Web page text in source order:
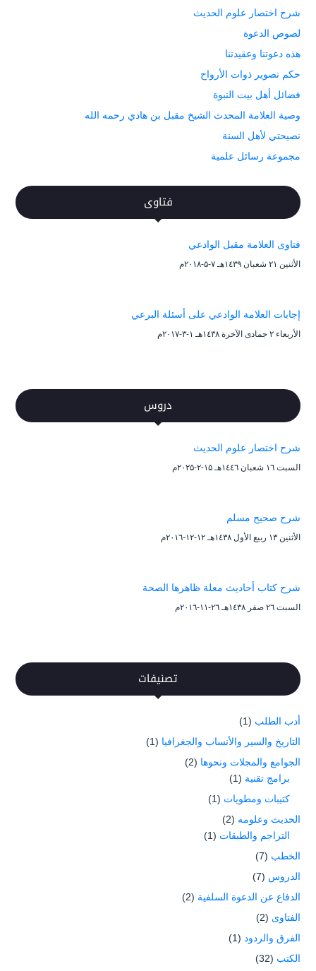
شرح اختصار علوم الحديث
لصوص الدعوة
هذه دعوتنا وعقيدتنا
حكم تصوير ذوات الأرواح
فضائل أهل بيت النبوة
وصية العلامة المحدث الشيخ مقبل بن هادي رحمه الله
نصيحتي لأهل السنة
مجموعة رسائل علمية
فتاوى
فتاوى العلامة مقبل الوادعي
الأثنين ۲۱ شعبان ۱٤۳۹هـ ۷-۵-۲۰۱۸م
إجابات العلامة الوادعي على أسئلة البرعي
الأربعاء ۲ جمادى الآخرة ۱٤۳۸هـ ۱-۳-۲۰۱۷م
دروس
شرح اختصار علوم الحديث
السبت ۱٦ شعبان ۱٤٤٦هـ ۱۵-۲-۲۰۲۵م
شرح صحيح مسلم
الأثنين ۱۳ ربيع الأول ۱٤۳۸هـ ۱۲-۱۲-۲۰۱٦م
شرح كتاب أحاديث معلة ظاهرها الصحة
السبت ۲٦ صفر ۱٤۳۸هـ ۲٦-۱۱-۲۰۱٦م
تصنيفات
أدب الطلب (1)
التاريخ والسير والأنساب والجغرافيا (1)
الجوامع والمجلات ونحوها (2)
برامج تقنية (1)
كتيبات ومطويات (1)
الحديث وعلومه (2)
التراجم والطبقات (1)
الخطب (7)
الدروس (7)
الدفاع عن الدعوة السلفية (2)
الفتاوى (2)
الفرق والردود (1)
الكتب (32)